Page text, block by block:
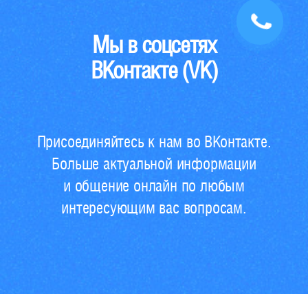
Мы в соцсетях
ВКонтакте (VK)
Присоединяйтесь к нам во ВКонтакте.
Больше актуальной информации
и общение онлайн по любым
интересующим вас вопросам.